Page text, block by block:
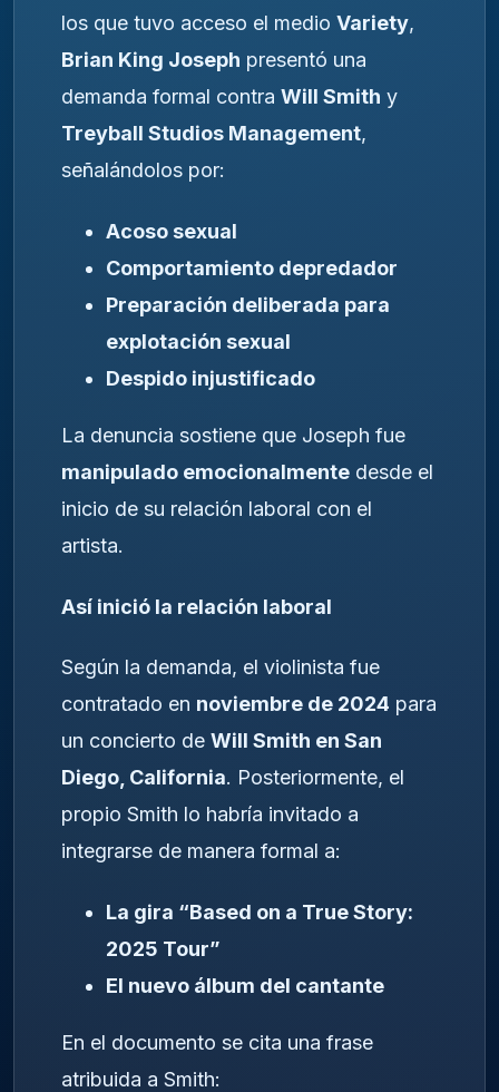
los que tuvo acceso el medio Variety,
Brian King Joseph presentó una
demanda formal contra Will Smith y
Treyball Studios Management,
señalándolos por:
Acoso sexual
Comportamiento depredador
Preparación deliberada para
explotación sexual
Despido injustificado
La denuncia sostiene que Joseph fue
manipulado emocionalmente desde el
inicio de su relación laboral con el
artista.
Así inició la relación laboral
Según la demanda, el violinista fue
contratado en noviembre de 2024 para
un concierto de Will Smith en San
Diego, California. Posteriormente, el
propio Smith lo habría invitado a
integrarse de manera formal a:
La gira “Based on a True Story:
2025 Tour”
El nuevo álbum del cantante
En el documento se cita una frase
atribuida a Smith: